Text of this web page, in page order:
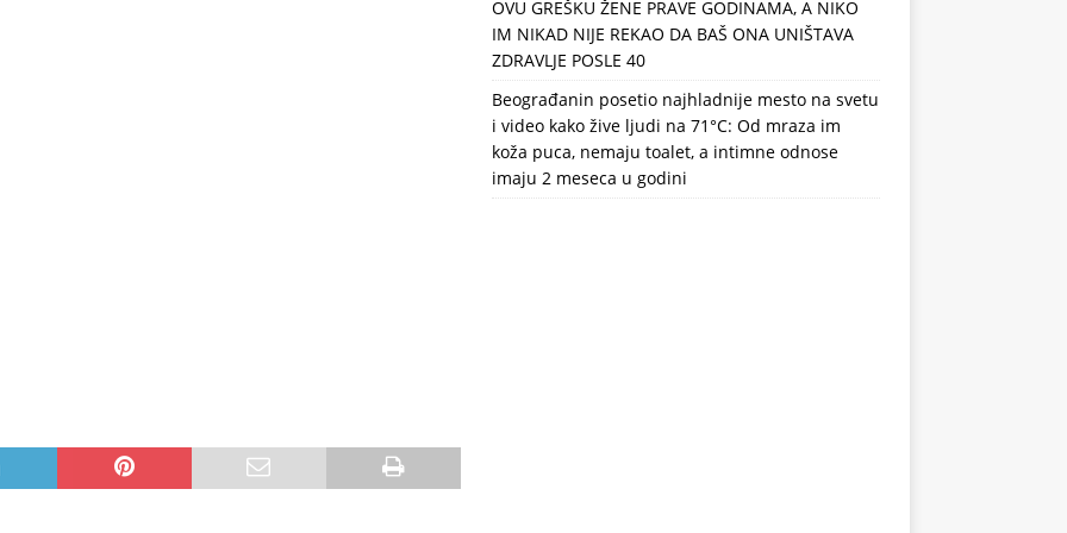
OVU GREŠKU ŽENE PRAVE GODINAMA, A NIKO
IM NIKAD NIJE REKAO DA BAŠ ONA UNIŠTAVA
ZDRAVLJE POSLE 40
Beograđanin posetio najhladnije mesto na svetu
i video kako žive ljudi na 71°C: Od mraza im
koža puca, nemaju toalet, a intimne odnose
imaju 2 meseca u godini